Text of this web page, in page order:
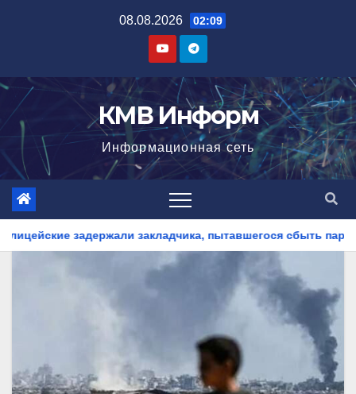
08.08.2026 02:09
КМВ Информ
Информационная сеть
пытавшегося сбыть партию синтетического наркотика